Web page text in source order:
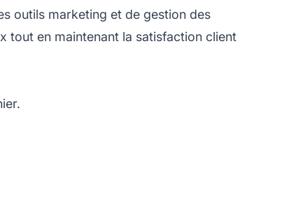
outils marketing et de gestion des
tout en maintenant la satisfaction client